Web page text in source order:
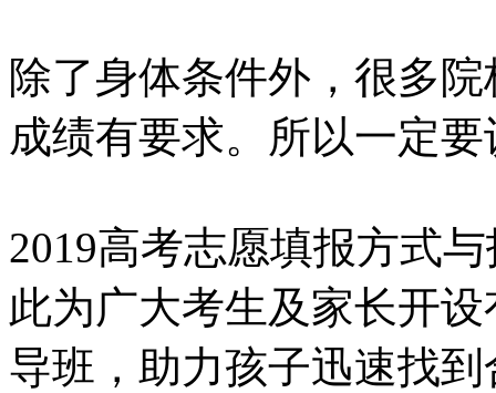
除了身体条件外，很多
成绩有要求。 所以一定
2019高考志愿填报方式
此为广大考生及家长开
导班，助力孩子迅速找